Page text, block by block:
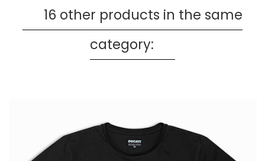
16 other products in the same
category: